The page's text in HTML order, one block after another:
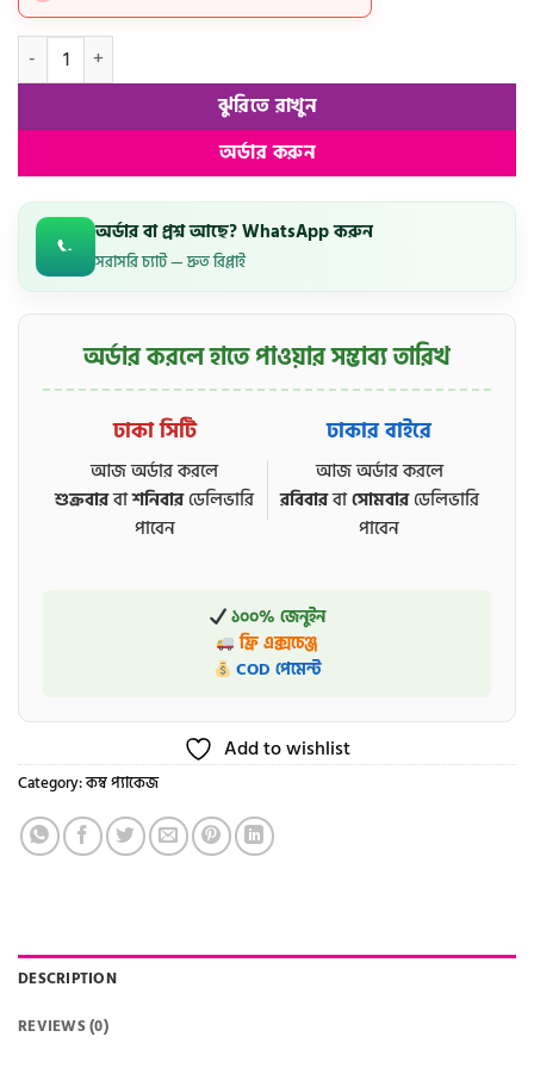
স্পেশাল প্রিয়সী কম্ব প্যাকেজ quantity
ঝুরিতে রাখুন
অর্ডার করুন
অর্ডার বা প্রশ্ন আছে? WhatsApp করুন
সরাসরি চ্যাট — দ্রুত রিপ্লাই
অর্ডার করলে হাতে পাওয়ার সম্ভাব্য তারিখ
ঢাকা সিটি
আজ অর্ডার করলে
শুক্রবারবাশনিবারডেলিভারি
পাবেন
ঢাকার বাইরে
আজ অর্ডার করলে
রবিবারবাসোমবারডেলিভারি
পাবেন
১০০% জেনুইন
ফ্রি এক্সচেঞ্জ
COD পেমেন্ট
Add to wishlist
Category:কম্ব প্যাকেজ
DESCRIPTION
REVIEWS (0)